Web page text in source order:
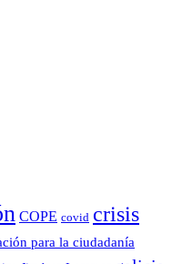
COPE covid crisis
para la ciudadaní­a